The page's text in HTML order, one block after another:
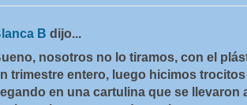
B dijo...
nosotros no lo tiramos, con el
trimestre entero, luego hicimos
en una cartulina que se llevaron